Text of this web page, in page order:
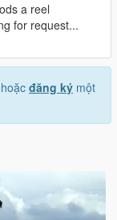
a reel
for request...
hoặc đăng ký một